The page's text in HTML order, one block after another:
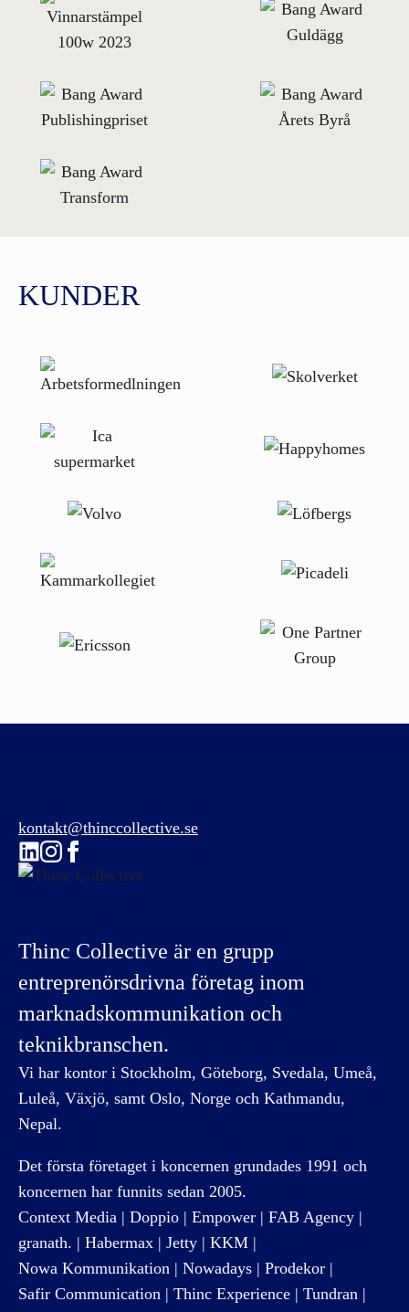
KUNDER
kontakt@thinccollective.se
Thinc Collective är en grupp
entreprenörsdrivna företag inom
marknadskommunikation och
teknikbranschen.
Vi har kontor i Stockholm, Göteborg, Svedala, Umeå,
Luleå, Växjö, samt Oslo, Norge och Kathmandu,
Nepal.
Det första företaget i koncernen grundades 1991 och
koncernen har funnits sedan 2005.
Context Media | Doppio | Empower | FAB Agency |
granath. | Habermax | Jetty | KKM |
Nowa Kommunikation | Nowadays | Prodekor |
Safir Communication | Thinc Experience | Tundran |